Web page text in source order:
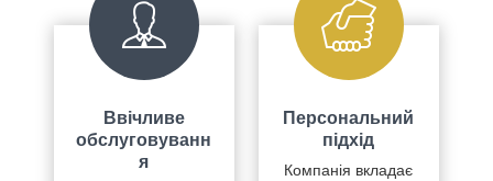
Ввічливе
обслуговуванн
я
Персональний
підхід
Компанія вкладає